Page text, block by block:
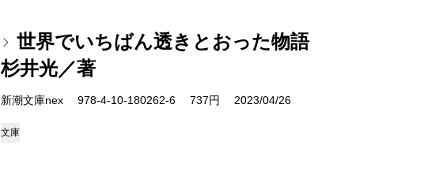
世界でいちばん透きとおった物語
杉井光／著
新潮文庫nex 978-4-10-180262-6 737円 2023/04/26
文庫